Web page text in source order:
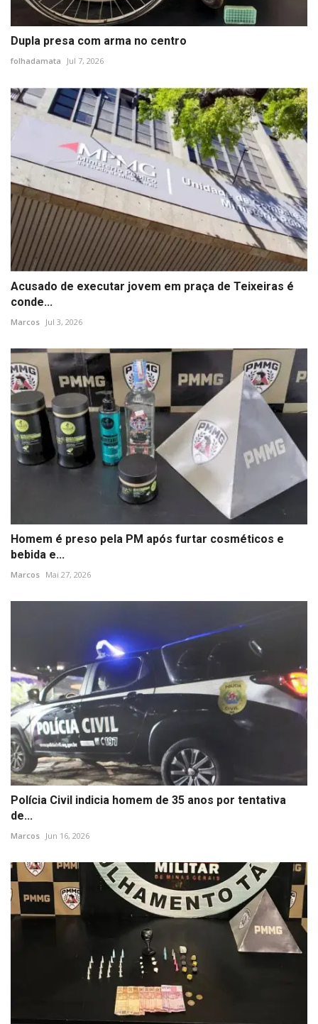
Dupla presa com arma no centro
folhadamata Jul 7, 2026
Acusado de executar jovem em praça de Teixeiras é
conde...
Marcos Jul 3, 2026
Homem é preso pela PM após furtar cosméticos e
bebida e...
Marcos Mai 27, 2026
Polícia Civil indicia homem de 35 anos por tentativa
de...
Marcos Jun 16, 2026